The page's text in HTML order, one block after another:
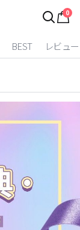
0
BEST レビュー